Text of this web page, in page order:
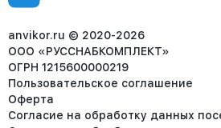
8 (953) 455-25-61
anvikor.ru © 2020-2026
ООО «РУССНАБКОМПЛЕКТ»
ОГРН 1215600000219
Пользовательское соглашение
Оферта
Согласие на обработку данных